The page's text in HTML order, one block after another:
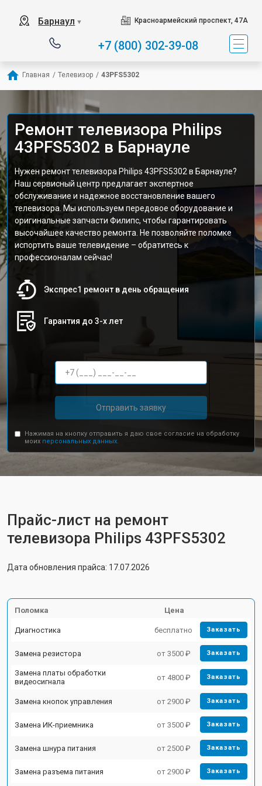
Барнаул ▼ Красноармейский проспект, 47А
+7 (800) 302-39-08
Главная / Телевизор / 43PFS5302
Ремонт телевизора Philips
43PFS5302 в Барнауле
Нужен ремонт телевизора Philips 43PFS5302 в Барнауле?
Наш сервисный центр предлагает экспертное
обслуживание и надежное восстановление вашего
телевизора. Мы используем передовое оборудование и
оригинальные запчасти Филипс, чтобы гарантировать
высочайшее качество ремонта. Не позволяйте поломке
испортить ваше телевидение – обратитесь к
профессионалам сейчас!
Экспрес1 ремонт в день обращения
Гарантия до 3-х лет
Отправить заявку
Нажимая на кнопку отправить я даю свое согласие на обработку
моих персональных данных.
Прайс-лист на ремонт
телевизора Philips 43PFS5302
Дата обновления прайса: 17.07.2026
Поломка Цена
Диагностика бесплатно Заказать
Замена резистора от 3500 ₽ Заказать
Замена платы обработки
видеосигнала
от 4800 ₽ Заказать
Замена кнопок управления от 2900 ₽ Заказать
Замена ИК-приемника от 3500 ₽ Заказать
Замена шнура питания от 2500 ₽ Заказать
Замена разъема питания от 2900 ₽ Заказать